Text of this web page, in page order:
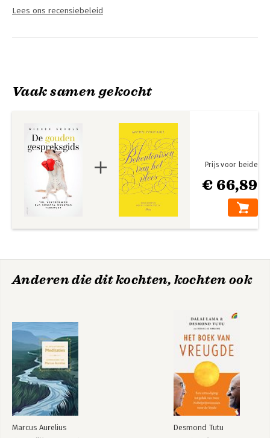
Lees ons recensiebeleid
Vaak samen gekocht
€ 66,89
Prijs voor beide
Anderen die dit kochten, kochten ook
Marcus Aurelius Desmond Tutu